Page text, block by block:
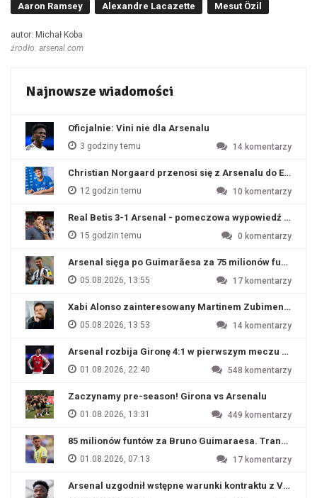
Aaron Ramsey Alexandre Lacazette Mesut Özil
autor: Michał Koba
źrodło: arsenal.com
Najnowsze wiadomości
Oficjalnie: Vini nie dla Arsenalu
3 godziny temu 14 komentarzy
Christian Norgaard przenosi się z Arsenalu do
12 godzin temu 10 komentarzy
Real Betis 3-1 Arsenal - pomeczowa wypowiedź Artety
15 godzin temu 0 komentarzy
Arsenal sięga po Guimarãesa za 75 milionów funtów
05.08.2026, 13:55 17 komentarzy
Xabi Alonso zainteresowany Martinem Zubimendim
05.08.2026, 13:53 14 komentarzy
Arsenal rozbija Gironę 4:1 w pierwszym meczu
01.08.2026, 22:40 548 komentarzy
Zaczynamy pre-season! Girona vs Arsenalu
01.08.2026, 13:31 449 komentarzy
85 milionów funtów za Bruno Guimaraesa. Transfer
01.08.2026, 07:13 17 komentarzy
Arsenal uzgodnił wstępne warunki kontraktu z